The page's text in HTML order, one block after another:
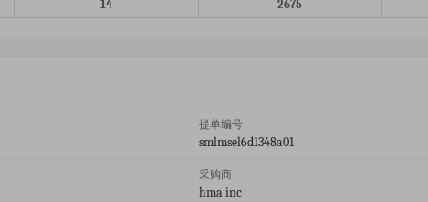
14 2675
提单编号
smlmsel6d1348a01
采购商
hma inc